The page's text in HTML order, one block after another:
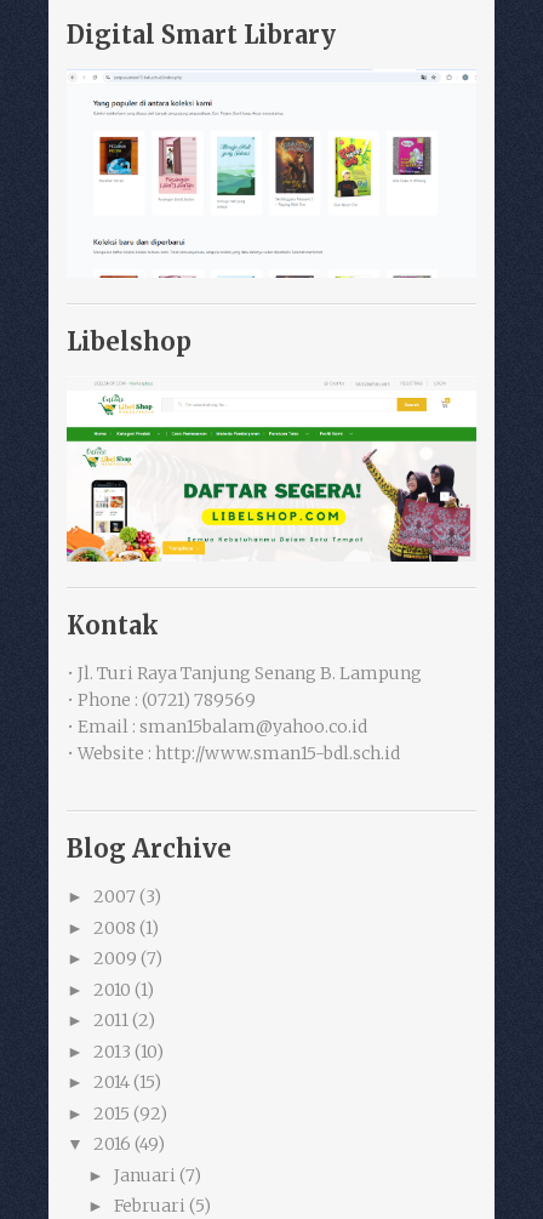
Digital Smart Library
Libelshop
Kontak
• Jl. Turi Raya Tanjung Senang B. Lampung
• Phone : (0721) 789569
• Email : sman15balam@yahoo.co.id
• Website : http://www.sman15-bdl.sch.id
Blog Archive
► 2007 (3)
► 2008 (1)
► 2009 (7)
► 2010 (1)
► 2011(2)
► 2013 (10)
► 2014(15)
► 2015 (92)
▼ 2016 (49)
► Januari (7)
► Februari (5)